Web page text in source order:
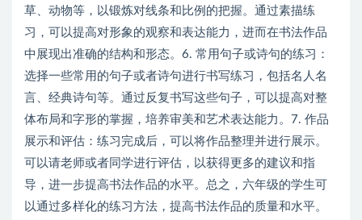
草、动物等，以锻炼对线条和比例的把握。通过素描练
习，可以提高对形象的观察和表达能力，进而在书法作品
中展现出准确的结构和形态。6. 常用句子或诗句的练习：
选择一些常用的句子或者诗句进行书写练习，包括名人名
言、经典诗句等。通过反复书写这些句子，可以提高对整
体布局和字形的掌握，培养审美和艺术表达能力。7. 作品
展示和评估：练习完成后，可以将作品整理并进行展示。
可以请老师或者同学进行评估，以获得更多的建议和指
导，进一步提高书法作品的水平。总之，六年级的学生可
以通过多样化的练习方法，提高书法作品的质量和水平。